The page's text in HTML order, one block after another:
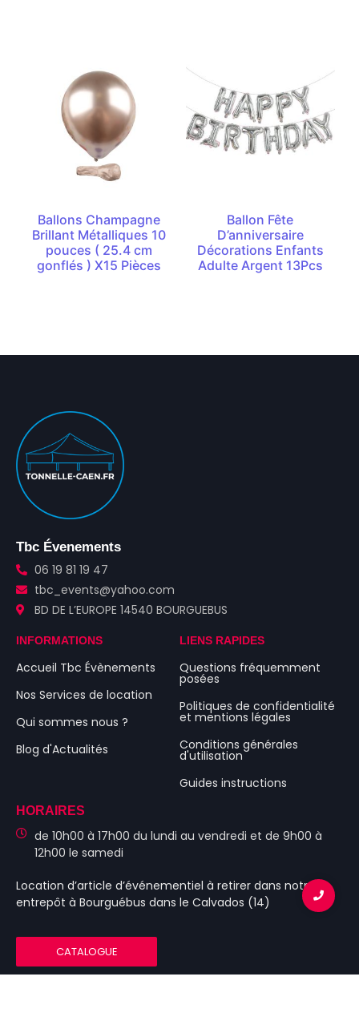
Ballons Champagne
Brillant Métalliques 10
pouces ( 25.4 cm
gonflés ) X15 Pièces
Ballon Fête
D’anniversaire
Décorations Enfants
Adulte Argent 13Pcs
Tbc Évenements
06 19 81 19 47
tbc_events@yahoo.com
BD DE L’EUROPE 14540 BOURGUEBUS
INFORMATIONS
Accueil Tbc Évènements
Nos Services de location
Qui sommes nous ?
Blog d'Actualités
LIENS RAPIDES
Questions fréquemment
posées
Politiques de confidentialité
et mentions légales
Conditions générales
d'utilisation
Guides instructions
HORAIRES
de 10h00 à 17h00 du lundi au vendredi et de 9h00 à
12h00 le samedi
Location d’article d’événementiel à retirer dans notre
entrepôt à Bourguébus dans le Calvados (14)
CATALOGUE